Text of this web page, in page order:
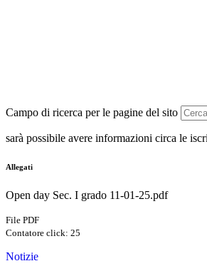
Campo di ricerca per le pagine del sito
sarà possibile avere informazioni circa le
Allegati
Open day Sec. I grado 11-01-25.pdf
File PDF
Contatore click: 25
Notizie